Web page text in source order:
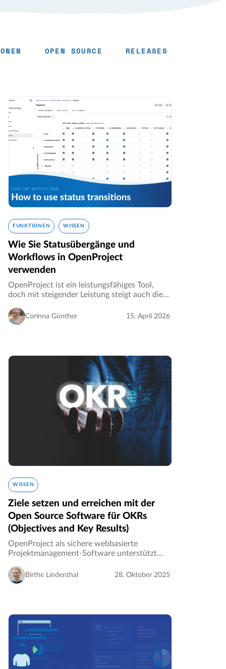
OPEN SOURCE RELEASES
FUNKTIONEN WISSEN
Wie Sie Statusübergänge und
Workflows in OpenProject
verwenden
OpenProject ist ein leistungsfähiges Tool,
doch mit steigender Leistung steigt auch die
erst mit der Arbeit in OpenProject anfangen
und das Einrichten von Status…
Corinna Günther 15. April 2026
WISSEN
Ziele setzen und erreichen mit der
Open Source Software für OKRs
(Objectives and Key Results)
OpenProject als sichere webbasierte
Projektmanagement-Software unterstützt
Beginn jedes Quartals ist es sehr praktisch,
den OKR-Prozess in OpenProject zu
Birthe Lindenthal 28. Oktober 2025